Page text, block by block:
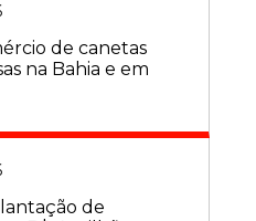
de canetas
na Bahia e em
de